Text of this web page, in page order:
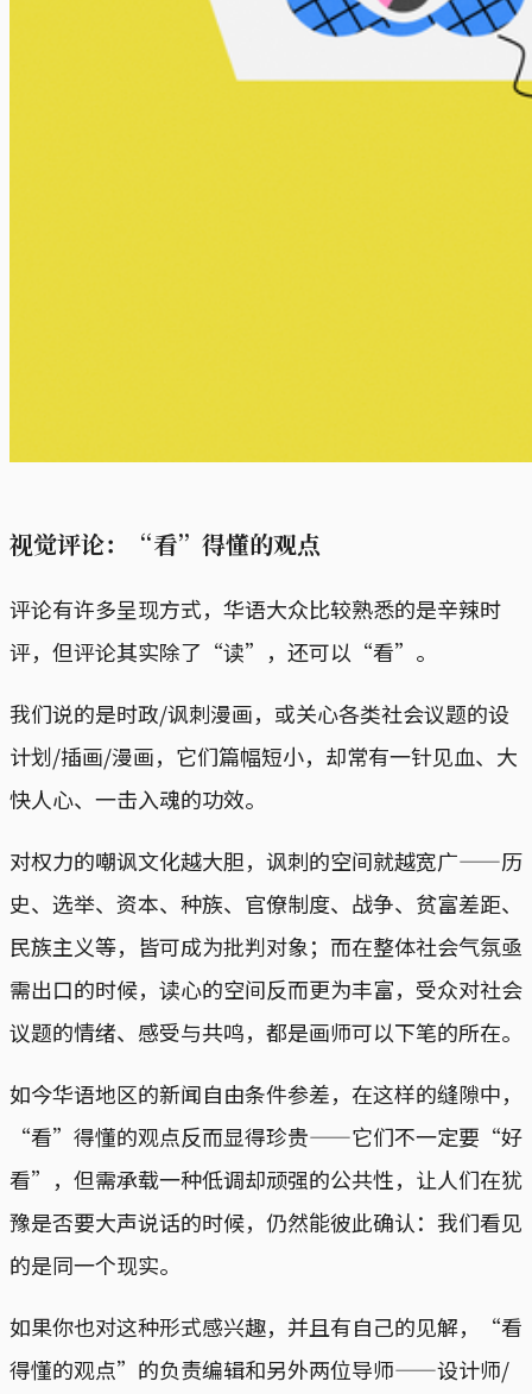
视觉评论：“看”得懂的观点
评论有许多呈现方式，华语大众比较熟悉的是辛辣时
评，但评论其实除了“读”，还可以“看”。
我们说的是时政/讽刺漫画，或关心各类社会议题的设
计划/插画/漫画，它们篇幅短小，却常有一针见血、大
快人心、一击入魂的功效。
对权力的嘲讽文化越大胆，讽刺的空间就越宽广——历
史、选举、资本、种族、官僚制度、战争、贫富差距、
民族主义等，皆可成为批判对象；而在整体社会气氛亟
需出口的时候，读心的空间反而更为丰富，受众对社会
议题的情绪、感受与共鸣，都是画师可以下笔的所在。
如今华语地区的新闻自由条件参差，在这样的缝隙中，
“看”得懂的观点反而显得珍贵——它们不一定要“好
看”，但需承载一种低调却顽强的公共性，让人们在犹
豫是否要大声说话的时候，仍然能彼此确认：我们看见
的是同一个现实。
如果你也对这种形式感兴趣，并且有自己的见解，“看
得懂的观点”的负责编辑和另外两位导师——设计师/